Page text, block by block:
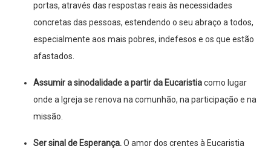
portas, através das respostas reais às necessidades
concretas das pessoas, estendendo o seu abraço a todos,
especialmente aos mais pobres, indefesos e os que estão
afastados.
Assumir a sinodalidade a partir da Eucaristiacomo lugar
onde a Igreja se renova na comunhão, na participação e na
missão.
Ser sinal de Esperança.O amor dos crentes à Eucaristia